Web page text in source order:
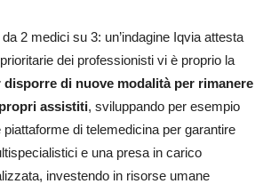
2 medici su 3: un’indagine Iqvia attesta
dei professionisti vi è proprio la
disporre di nuove modalità per rimanere
assistiti, sviluppando per esempio
piattaforme di telemedicina per garantire
e una presa in carico
investendo in risorse umane